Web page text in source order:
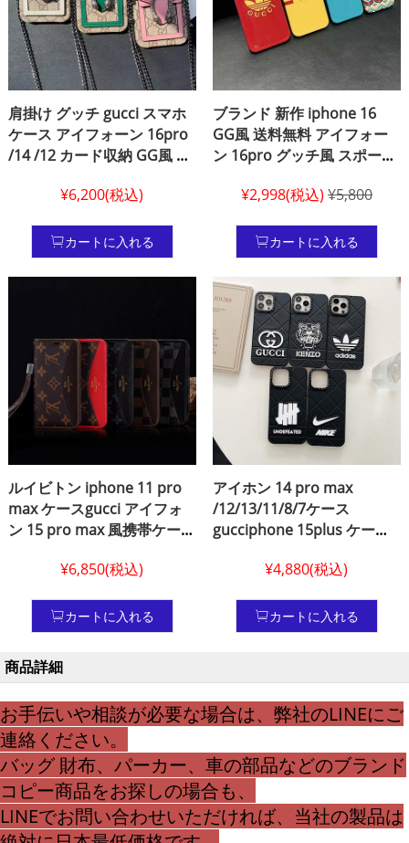
肩掛け グッチ gucci スマホ
ケース アイフォーン 16pro
/14 /12 カード収納 GG風 ア
16 pro max 携帯ケースグッ
ッチ gucci アイホン
iPhone11 11 Pro 11 Pro
Max XS Max XR XS 15pro /
¥6,200(税込)
カートに入れる
ブランド 新作 iphone 16
GG風 送料無料 アイフォー
ン 16pro グッチ風 スポーツ
14 プロ スマホケースgucci
¥2,998(税込) ¥5,800
カートに入れる
ルイビトン iphone 11 pro
max ケースgucci アイフォ
ン 15 pro max 風携帯ケース
収 ケースブランド グッチ
帯ケースルイビトン 風 スマ
ホケース ブランiphone 12
カード収納iphone 12プラス
ケース
¥6,850(税込)
カートに入れる
アイホン 14 pro max
/12/13/11/8/7ケース
gucciphone 15plus ケース
ロゴ アイホン 14 pro max
用 アイフォーン 13iphone
13 pro グッチ スマホケース
¥4,880(税込)
カートに入れる
商品詳細
お手伝いや相談が必要な場合は、弊社のLINEにご
連絡ください。
バッグ 財布、パーカー、車の部品などのブランド
コピー商品をお探しの場合も、
LINEでお問い合わせいただければ、当社の製品は